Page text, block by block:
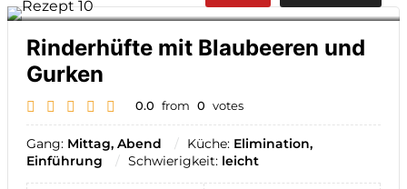
Rinderhüfte mit Blaubeeren und
Gurken
0.0 from 0 votes
Gang: Mittag, Abend Küche: Elimination,
Einführung
Schwierigkeit: leicht